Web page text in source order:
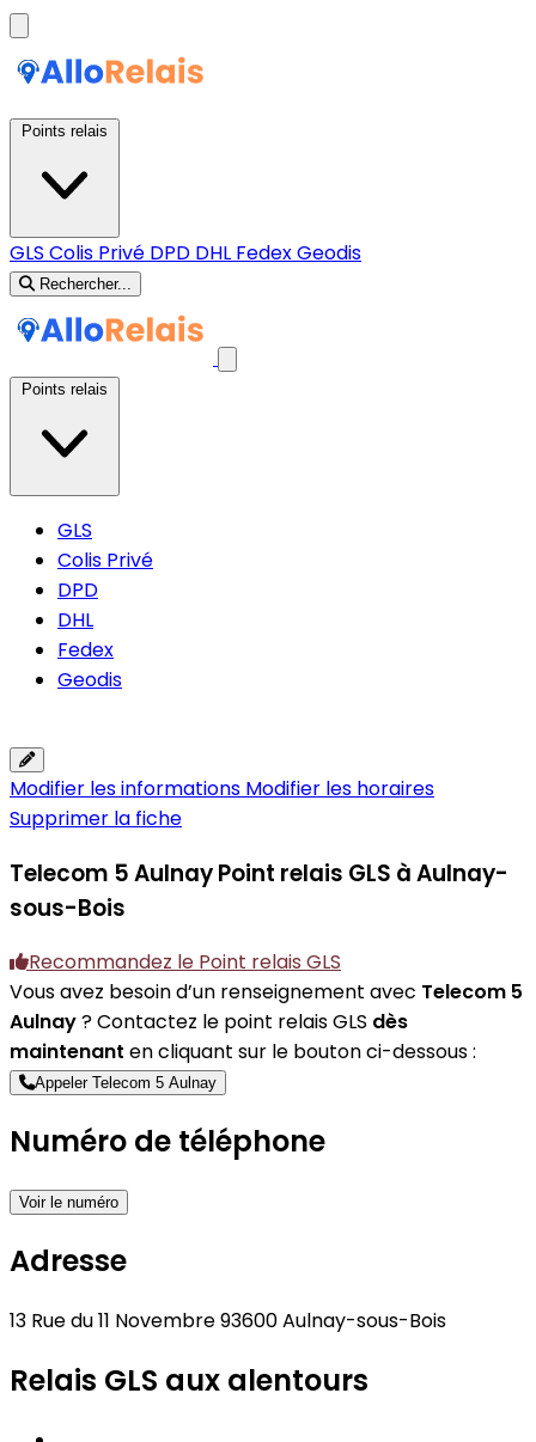
GLS Colis Privé DPD DHL FedexGeodis
Rechercher...
GLS
Colis Privé
DPD
DHL
Fedex
Geodis
Modifier les informations Modifier les horaires
Supprimer la fiche
Telecom 5 AulnayPoint relais GLS à Aulnay-
sous-Bois
Recommandez le Point relais GLS
Vous avez besoin d’un renseignement avec Telecom 5
Aulnay? Contactez le point relais GLS dès
maintenant en cliquant sur le bouton ci-dessous :
Appeler Telecom 5 Aulnay
Numéro de téléphone
Voir le numéro
Adresse
13 Rue du 11 Novembre 93600 Aulnay-sous-Bois
Relais GLS aux alentours